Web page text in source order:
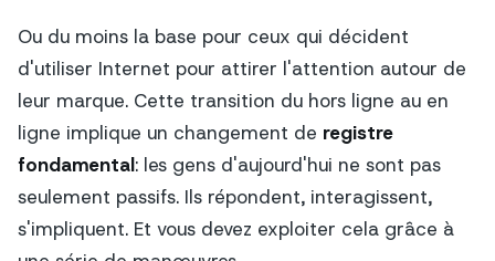
Ou du moins la base pour ceux qui décident
d'utiliser Internet pour attirer l'attention autour de
leur marque. Cette transition du hors ligne au en
ligne implique un changement de registre
fondamental: les gens d'aujourd'hui ne sont pas
seulement passifs. Ils répondent, interagissent,
s'impliquent. Et vous devez exploiter cela grâce à